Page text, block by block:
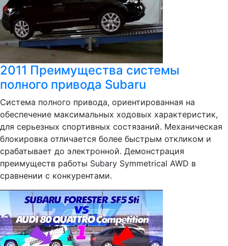
2011 Преимущества системы
полного привода Subaru
Система полного привода, ориентированная на
обеспечение максимальных ходовых характеристик,
для серьезных спортивных состязаний. Механическая
блокировка отличается более быстрым откликом и
срабатывает до электронной. Демонстрация
преимуществ работы Subary Symmetrical AWD в
сравнении с конкурентами.